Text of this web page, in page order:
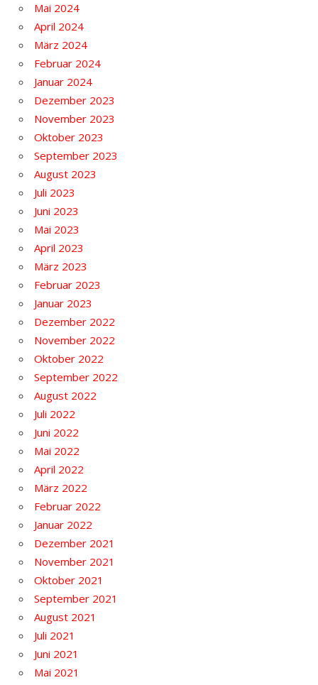
Mai 2024
April 2024
März 2024
Februar 2024
Januar 2024
Dezember 2023
November 2023
Oktober 2023
September 2023
August 2023
Juli 2023
Juni 2023
Mai 2023
April 2023
März 2023
Februar 2023
Januar 2023
Dezember 2022
November 2022
Oktober 2022
September 2022
August 2022
Juli 2022
Juni 2022
Mai 2022
April 2022
März 2022
Februar 2022
Januar 2022
Dezember 2021
November 2021
Oktober 2021
September 2021
August 2021
Juli 2021
Juni 2021
Mai 2021